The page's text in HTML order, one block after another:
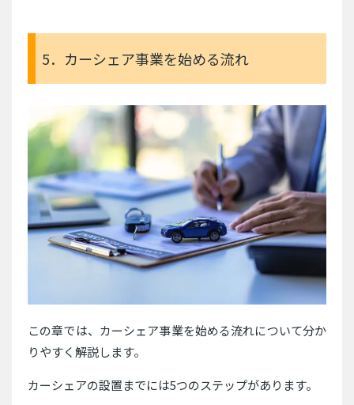
5．カーシェア事業を始める流れ
この章では、カーシェア事業を始める流れについて分か
りやすく解説します。
カーシェアの設置までには5つのステップがあります。